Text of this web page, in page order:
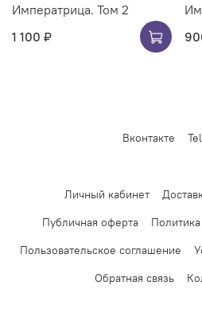
Императрица. Том 2
1 100 ₽
Вконтакте
Личный кабинет
Публичная оферта
Пользовательское соглашение
Обратная связь